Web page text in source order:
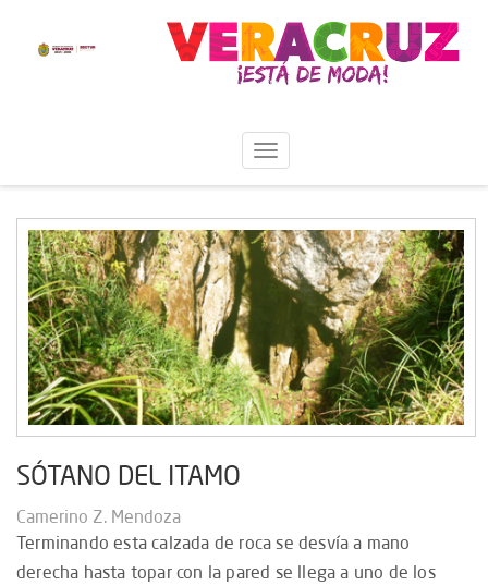
SÓTANO DEL ITAMO
Camerino Z. Mendoza
Terminando esta calzada de roca se desvía a mano
derecha hasta topar con la pared se llega a uno de los